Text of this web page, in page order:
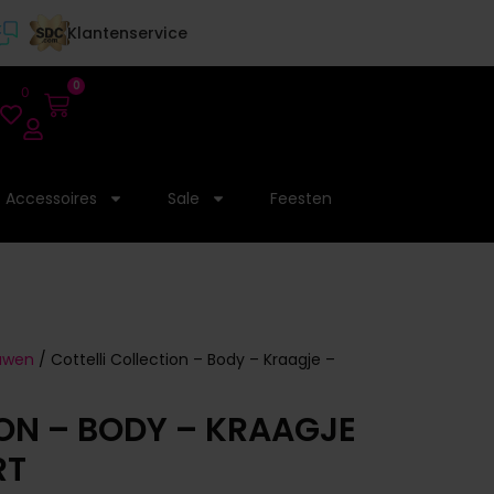
Klantenservice
0 0
Accessoires Sale Feesten
/ Cottelli Collection – Body – Kraagje –
– BODY – KRAAGJE